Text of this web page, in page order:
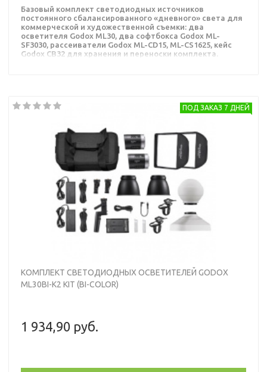
Базовый комплект светодиодных источников
постоянного сбалансированного «дневного» света для
коммерческой и художественной съемки: два
осветителя Godox ML30, два софтбокса Godox ML-
SF3030, рассеиватели Godox ML-CD15, ML-CS1625, кейс
Godox CB32 для хранения и переноски комплекта.
ПОД ЗАКАЗ 7 ДНЕЙ
КОМПЛЕКТ СВЕТОДИОДНЫХ ОСВЕТИТЕЛЕЙ GODOX
ML30BI-K2 KIT (BI-COLOR)
1 934,90 руб.